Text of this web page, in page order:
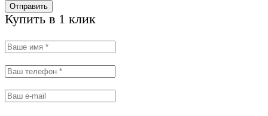
Отправить
Купить в 1 клик